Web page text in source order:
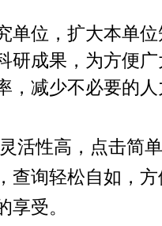
位，扩大本单位
研成果，为方便
，减少不必要的
活性高，点击简
查询轻松自如，
享受。